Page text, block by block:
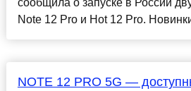
сообщила о запуске в России
Note 12 Pro и Hot 12 Pro.
NOTE 12 PRO 5G —